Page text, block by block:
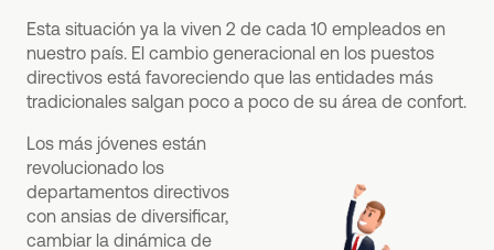
Esta situación ya la viven 2 de cada 10 empleados en
nuestro país. El cambio generacional en los puestos
directivos está favoreciendo que las entidades más
tradicionales salgan poco a poco de su área de confort.
Los más jóvenes están
revolucionado los
departamentos directivos
con ansias de diversificar,
cambiar la dinámica de